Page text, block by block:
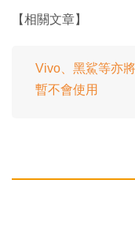
【相關文章】
Vivo、黑鯊等亦
暫不會使用